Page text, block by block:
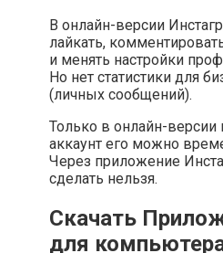
В онлайн-версии
лайкать,
и менять настройки
Но нет статистики для
(личных сообщений).
Только в онлайн-версии
аккаунт его можно
Через приложение
сделать нельзя.
Скачать
для